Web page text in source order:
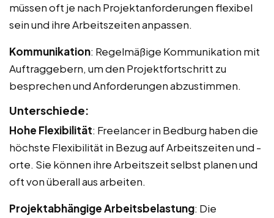
müssen oft je nach Projektanforderungen flexibel
sein und ihre Arbeitszeiten anpassen.
Kommunikation: Regelmäßige Kommunikation mit
Auftraggebern, um den Projektfortschritt zu
besprechen und Anforderungen abzustimmen.
Unterschiede:
Hohe Flexibilität: Freelancer in Bedburg haben die
höchste Flexibilität in Bezug auf Arbeitszeiten und -
orte. Sie können ihre Arbeitszeit selbst planen und
oft von überall aus arbeiten.
Projektabhängige Arbeitsbelastung: Die